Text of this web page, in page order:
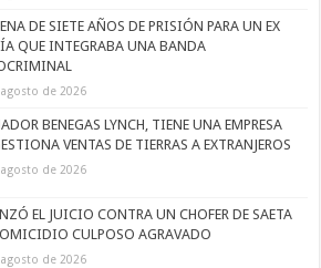
DE SIETE AÑOS DE PRISIÓN PARA UN EX
QUE INTEGRABA UNA BANDA
de 2026
BENEGAS LYNCH, TIENE UNA EMPRESA
VENTAS DE TIERRAS A EXTRANJEROS
de 2026
EL JUICIO CONTRA UN CHOFER DE SAETA
CULPOSO AGRAVADO
de 2026